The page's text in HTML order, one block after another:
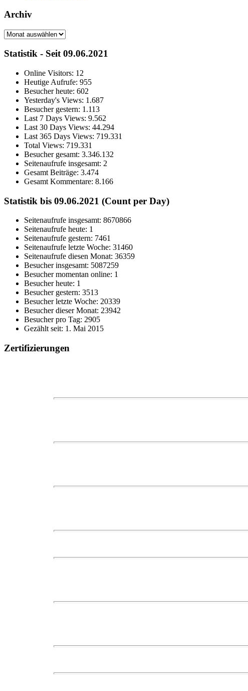
Archiv
Archiv
Statistik - Seit 09.06.2021
Online Visitors: 12
Heutige Aufrufe: 955
Besucher heute: 602
Yesterday's Views: 1.687
Besucher gestern: 1.113
Last 7 Days Views: 9.562
Last 30 Days Views: 44.294
Last 365 Days Views: 719.331
Total Views: 719.331
Besucher gesamt: 3.346.132
Seitenaufrufe insgesamt: 2
Gesamt Beiträge: 3.474
Gesamt Kommentare: 8.166
Statistik bis 09.06.2021 (Count per Day)
Seitenaufrufe insgesamt: 8670866
Seitenaufrufe heute: 1
Seitenaufrufe gestern: 7461
Seitenaufrufe letzte Woche: 31460
Seitenaufrufe diesen Monat: 36359
Besucher insgesamt: 5087259
Besucher momentan online: 1
Besucher heute: 1
Besucher gestern: 3513
Besucher letzte Woche: 20339
Besucher dieser Monat: 23942
Besucher pro Tag: 2905
Gezählt seit: 1. Mai 2015
Zertifizierungen